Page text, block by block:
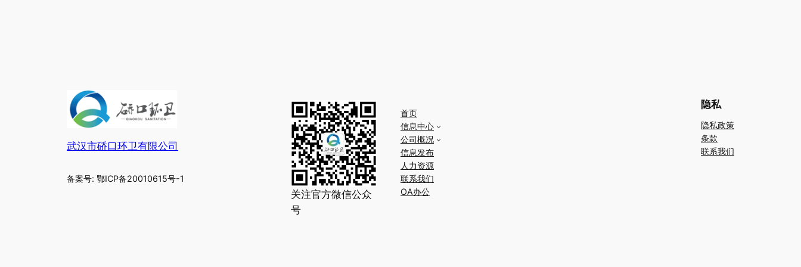
武汉市硚口环卫有限公司
备案号: 鄂ICP备20010615号-1
关注官方微信公众
号
首页
信息中心
公司概况
信息发布
人力资源
联系我们
OA办公
隐私
隐私政策
条款
联系我们